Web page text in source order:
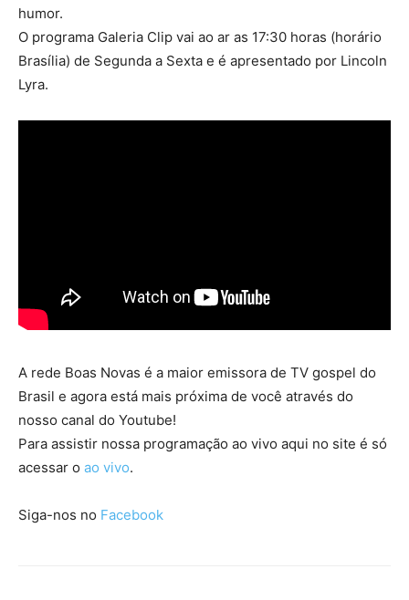
humor.
O programa Galeria Clip vai ao ar as 17:30 horas (horário
Brasília) de Segunda a Sexta e é apresentado por Lincoln
Lyra.
A rede Boas Novas é a maior emissora de TV gospel do
Brasil e agora está mais próxima de você através do
nosso canal do Youtube!
Para assistir nossa programação ao vivo aqui no site é só
acessar o ao vivo.
Siga-nos no Facebook